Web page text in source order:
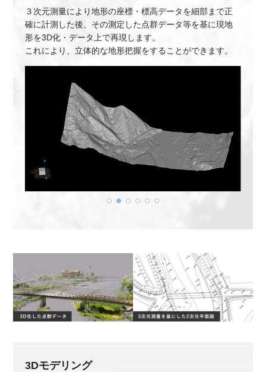
３次元測量により地形の座標・標高データを細部まで正
確に計測した後、その測定した点群データ等を基に現地
形を3D化・データ上で再現します。
これにより、立体的な地形把握をすることができます。
3Dモデリング